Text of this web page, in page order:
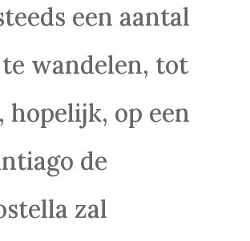
een aantal
wandelen, tot
hopelijk, op een
de
zal